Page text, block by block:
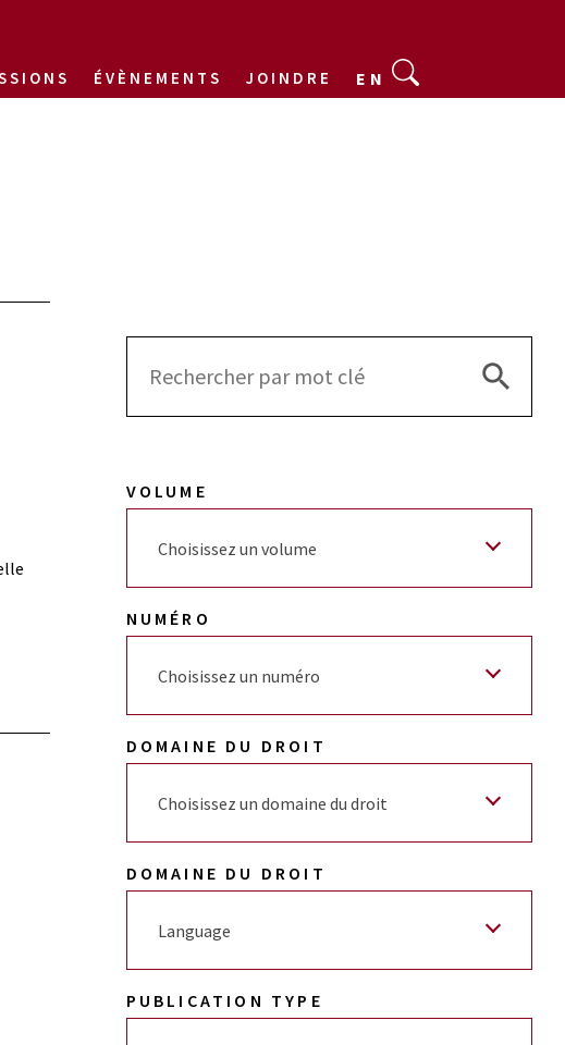
ÉVÈNEMENTS JOINDRE EN
Search
Search
VOLUME
Choisissez un volume
NUMÉRO
Choisissez un numéro
DOMAINE DU DROIT
Choisissez un domaine du droit
DOMAINE DU DROIT
Language
PUBLICATION TYPE